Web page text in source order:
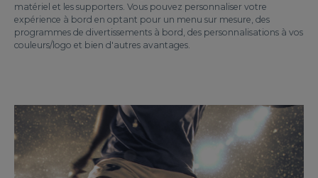
matériel et les supporters. Vous pouvez personnaliser votre
expérience à bord en optant pour un menu sur mesure, des
programmes de divertissements à bord, des personnalisations à vos
couleurs/logo et bien d'autres avantages.